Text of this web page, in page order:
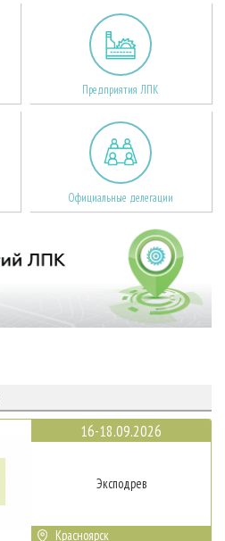
Предприятия ЛПК
Официальные делегации
16-18.09.2026
Эксподрев
Красноярск